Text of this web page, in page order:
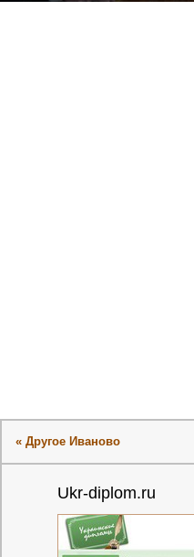
« Другое Иваново
Ukr-diplom.ru